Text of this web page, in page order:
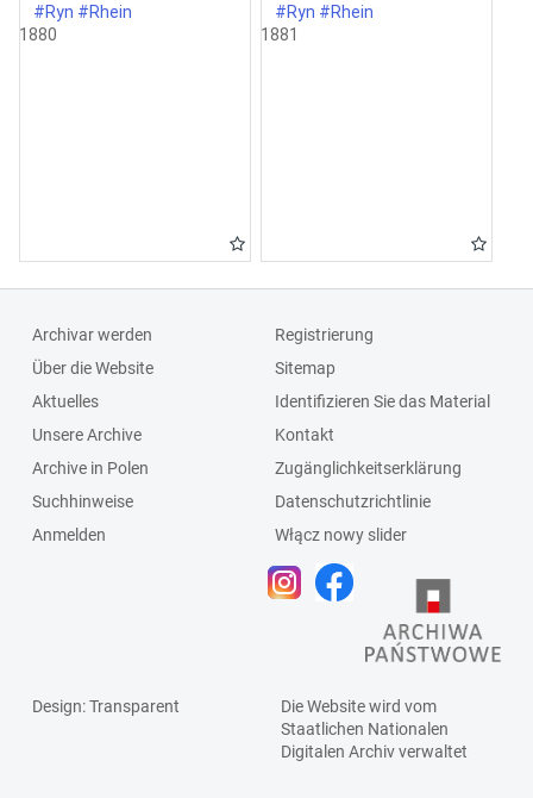
Standes-Amtes
Rhein Kreis
#Ryn #Rhein
1880
Standes-Amtes
Rhein Kreis
#Ryn #Rhein
1881
Archivar werden
Über die Website
Aktuelles
Unsere Archive
Archive in Polen
Suchhinweise
Anmelden
Registrierung
Sitemap
Identifizieren Sie das Material
Kontakt
Zugänglichkeitserklärung
Datenschutzrichtlinie
Włącz nowy slider
Design: Transparent
Die Website wird vom
Staatlichen Nationalen
Digitalen Archivverwaltet